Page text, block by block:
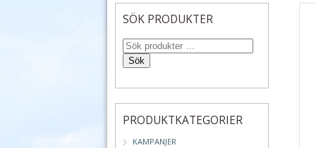
SÖK PRODUKTER
Sök
PRODUKTKATEGORIER
KAMPANJER